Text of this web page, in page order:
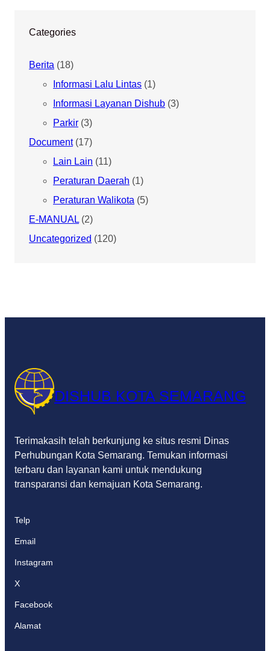
Categories
Berita (18)
Informasi Lalu Lintas (1)
Informasi Layanan Dishub (3)
Parkir (3)
Document(17)
Lain Lain (11)
Peraturan Daerah (1)
Peraturan Walikota (5)
E-MANUAL (2)
Uncategorized (120)
DISHUB KOTA SEMARANG
Terimakasih telah berkunjung ke situs resmi Dinas
Perhubungan Kota Semarang. Temukan informasi
terbaru dan layanan kami untuk mendukung
transparansi dan kemajuan Kota Semarang.
Telp
Email
Instagram
X
Facebook
Alamat